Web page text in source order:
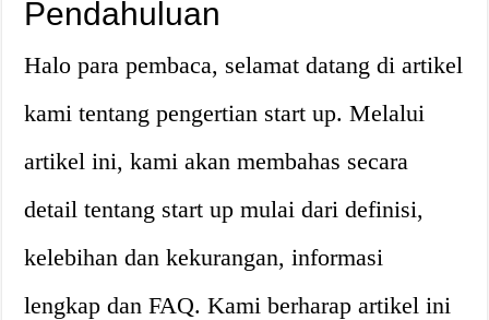
Pendahuluan
Halo para pembaca, selamat datang di artikel
kami tentang pengertian start up. Melalui
artikel ini, kami akan membahas secara
detail tentang start up mulai dari definisi,
kelebihan dan kekurangan, informasi
lengkap dan FAQ. Kami berharap artikel ini